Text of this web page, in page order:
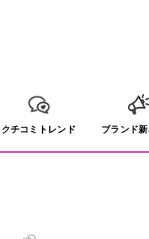
クチコミトレンド ブランド